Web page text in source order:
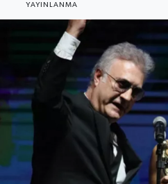
YAYINLANMA
Süper Lig Puan Durumu
Tüm Manşetler
Son Dakika Haberleri
Haber Arşivi